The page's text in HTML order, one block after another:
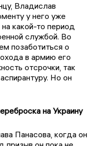
Владислав
у него уже
какой-то период
службой. Во
позаботиться о
в армию его
отсрочки, так
Но он
на Украину
Панасова, когда он